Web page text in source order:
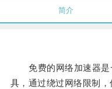
简介
免费的网络加速器是
具，通过绕过网络限制